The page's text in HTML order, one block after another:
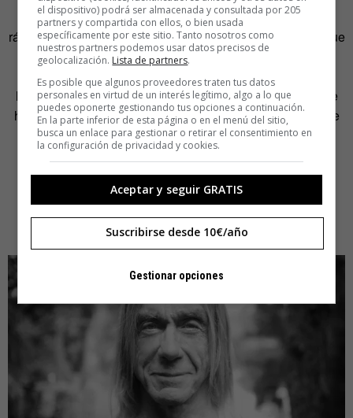
Alguien le dio un CD con canciones en francés y
rápidamente las emparentó con aquellas en inglés a las que
siempre quiso dar una oportunidad. «Pensé que podía
juntarlas y liberarme de lo que hacía siempre. Suponía
liberarme desde un punto de vista emocional y pensé que
habría un público en Francia que aceptarían algo diferente
por mi parte. En Estados Unidos o Reino es más
complicado hacer algo diferente una vez que tienes una
imagen», resalta Iggy Pop.
Après saldrá a la venta mañana al precio de 7 euros en
Vente-Privee.com.
el dispositivo) podrá ser almacenada y consultada por 205
partners y compartida con ellos, o bien usada
específicamente por este sitio. Tanto nosotros como
nuestros partners podemos usar datos precisos de
geolocalización. Lista de partners.
Es posible que algunos proveedores traten tus datos
personales en virtud de un interés legítimo, algo a lo que
puedes oponerte gestionando tus opciones a continuación.
En la parte inferior de esta página o en el menú del sitio,
busca un enlace para gestionar o retirar el consentimiento en
la configuración de privacidad y cookies.
Aceptar y seguir GRATIS
Suscribirse desde 10€/año
Gestionar opciones